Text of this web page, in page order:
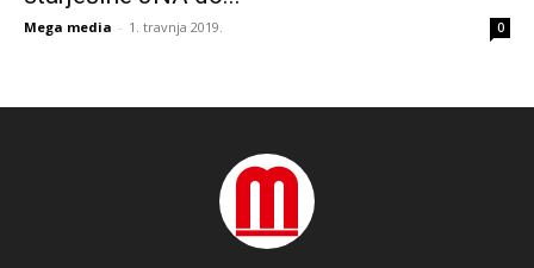
Mega media - 1. travnja 2019. 0